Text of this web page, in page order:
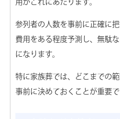
用がこれにあたります。
参列者の人数を事前に正確に
費用をある程度予測し、無駄
になります。
特に家族葬では、どこまでの
事前に決めておくことが重要で